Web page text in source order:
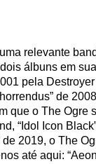
relevante
álbuns em
pela
de
que o The Ogre
“Idol Icon
de 2019, o The
até aqui: